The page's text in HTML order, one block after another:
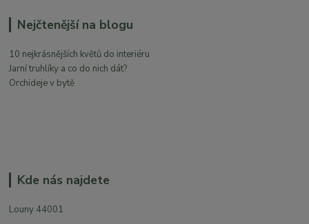
Nejčtenější na blogu
10 nejkrásnějších květů do interiéru
Jarní truhlíky a co do nich dát?
Orchideje v bytě
Kde nás najdete
Louny 44001